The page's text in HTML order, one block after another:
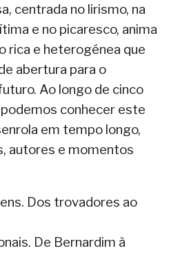
centrada no lirismo, na
e no picaresco, anima
rica e heterogénea que
abertura para o
Ao longo de cinco
conhecer este
em tempo longo,
autores e momentos
Dos trovadores ao
De Bernardim à